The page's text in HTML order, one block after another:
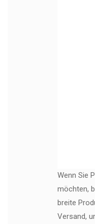
Wenn Sie
möchten,
breite
Versand,